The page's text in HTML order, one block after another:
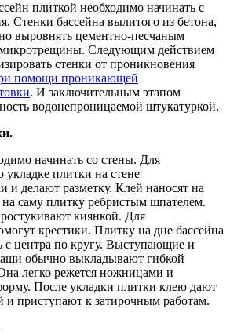
плиткой необходимо начинать с
Стенки бассейна вылитого из бетона,
выровнять цементно-песчаным
микротрещины. Следующим действием
стенки от проникновения
помощи проникающей
. И заключительным этапом
водонепроницаемой штукатуркой.
начинать со стены. Для
укладке плитки на стене
и делают разметку. Клей наносят на
саму плитку ребристым шпателем.
киянкой. Для
крестики. Плитку на дне бассейна
с центра по кругу. Выступающие и
обычно выкладывают гибкой
легко режется ножницами и
После укладки плитки клею дают
и приступают к затирочным работам.